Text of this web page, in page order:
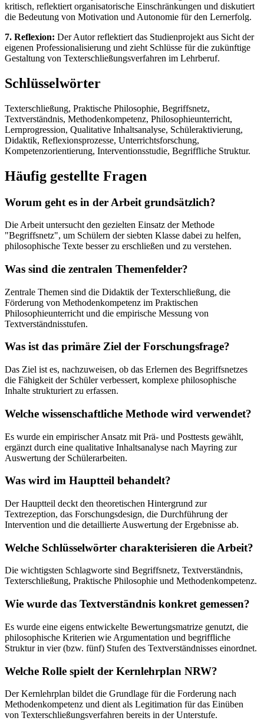
kritisch, reflektiert organisatorische Einschränkungen und diskutiert
die Bedeutung von Motivation und Autonomie für den Lernerfolg.
7. Reflexion: Der Autor reflektiert das Studienprojekt aus Sicht der
eigenen Professionalisierung und zieht Schlüsse für die zukünftige
Gestaltung von Texterschließungsverfahren im Lehrberuf.
Schlüsselwörter
Texterschließung, Praktische Philosophie, Begriffsnetz,
Textverständnis, Methodenkompetenz, Philosophieunterricht,
Lernprogression, Qualitative Inhaltsanalyse, Schüleraktivierung,
Didaktik, Reflexionsprozesse, Unterrichtsforschung,
Kompetenzorientierung, Interventionsstudie, Begriffliche Struktur.
Häufig gestellte Fragen
Worum geht es in der Arbeit grundsätzlich?
Die Arbeit untersucht den gezielten Einsatz der Methode
"Begriffsnetz", um Schülern der siebten Klasse dabei zu helfen,
philosophische Texte besser zu erschließen und zu verstehen.
Was sind die zentralen Themenfelder?
Zentrale Themen sind die Didaktik der Texterschließung, die
Förderung von Methodenkompetenz im Praktischen
Philosophieunterricht und die empirische Messung von
Textverständnisstufen.
Was ist das primäre Ziel der Forschungsfrage?
Das Ziel ist es, nachzuweisen, ob das Erlernen des Begriffsnetzes
die Fähigkeit der Schüler verbessert, komplexe philosophische
Inhalte strukturiert zu erfassen.
Welche wissenschaftliche Methode wird verwendet?
Es wurde ein empirischer Ansatz mit Prä- und Posttests gewählt,
ergänzt durch eine qualitative Inhaltsanalyse nach Mayring zur
Auswertung der Schülerarbeiten.
Was wird im Hauptteil behandelt?
Der Hauptteil deckt den theoretischen Hintergrund zur
Textrezeption, das Forschungsdesign, die Durchführung der
Intervention und die detaillierte Auswertung der Ergebnisse ab.
Welche Schlüsselwörter charakterisieren die Arbeit?
Die wichtigsten Schlagworte sind Begriffsnetz, Textverständnis,
Texterschließung, Praktische Philosophie und Methodenkompetenz.
Wie wurde das Textverständnis konkret gemessen?
Es wurde eine eigens entwickelte Bewertungsmatrize genutzt, die
philosophische Kriterien wie Argumentation und begriffliche
Struktur in vier (bzw. fünf) Stufen des Textverständnisses einordnet.
Welche Rolle spielt der Kernlehrplan NRW?
Der Kernlehrplan bildet die Grundlage für die Forderung nach
Methodenkompetenz und dient als Legitimation für das Einüben
von Texterschließungsverfahren bereits in der Unterstufe.